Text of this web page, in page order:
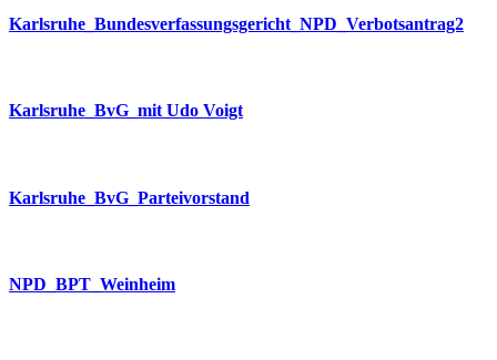
Karlsruhe_Bundesverfassungsgericht_NPD_Verbotsantrag2
Karlsruhe_BvG_mit Udo Voigt
Karlsruhe_BvG_Parteivorstand
NPD_BPT_Weinheim